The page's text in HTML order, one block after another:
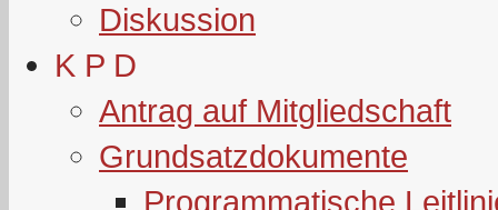
Diskussion
K P D
Antrag auf Mitgliedschaft
Grundsatzdokumente
Programmatische